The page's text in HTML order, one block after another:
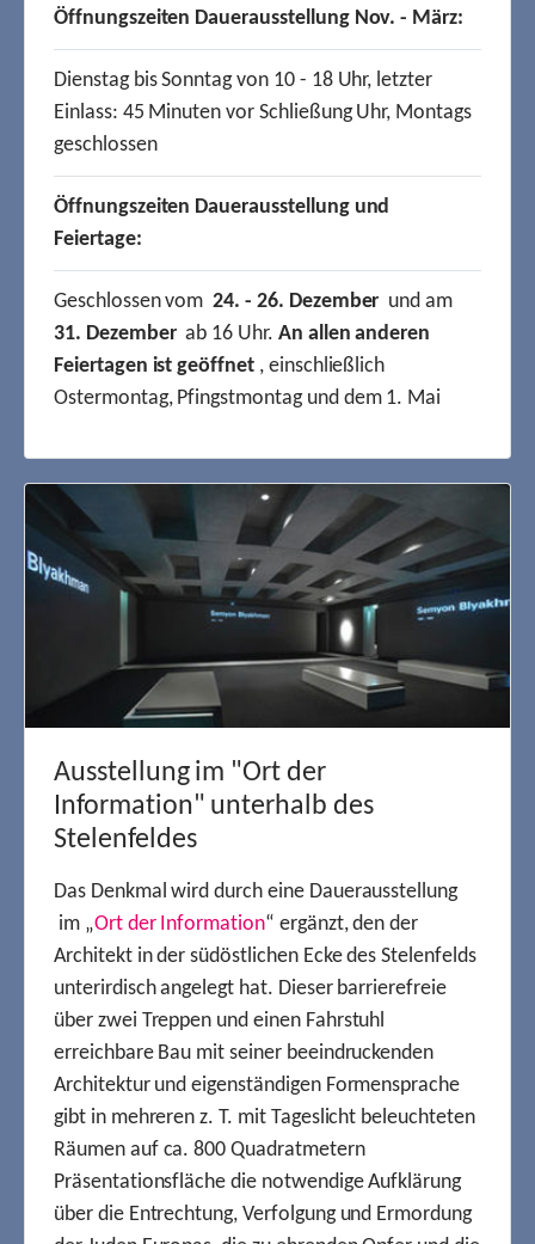
Ausstellung im "Ort der
Information" unterhalb des
Stelenfeldes
Das Denkmal wird durch eine Dauerausstellung
im „Ort der Information“ ergänzt, den der
Architekt in der südöstlichen Ecke des Stelenfelds
unterirdisch angelegt hat. Dieser barrierefreie
über zwei Treppen und einen Fahrstuhl
erreichbare Bau mit seiner beeindruckenden
Architektur und eigenständigen Formensprache
gibt in mehreren z. T. mit Tageslicht beleuchteten
Räumen auf ca. 800 Quadratmetern
Präsentationsfläche die notwendige Aufklärung
über die Entrechtung, Verfolgung und Ermordung
Öffnungszeiten Dauerausstellung Nov. - März:
Dienstag bis Sonntag von 10 - 18 Uhr, letzter
Einlass: 45 Minuten vor Schließung Uhr, Montags
geschlossen
Öffnungszeiten Dauerausstellung und
Feiertage:
Geschlossen vom24. - 26. Dezember und am
31. Dezemberab 16 Uhr. An allen anderen
Feiertagen ist geöffnet, einschließlich
Ostermontag, Pfingstmontag und dem 1. Mai